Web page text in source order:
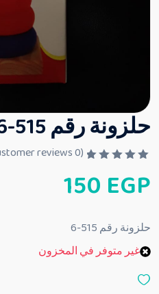
حلزونة رقم 515-6
م
ا
ي
م
ن
(
0
150 EGP
حلزونة رقم 515-6
غير متوفر في المخزون